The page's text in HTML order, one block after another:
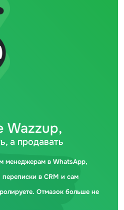
Wazzup,
а продавать
менеджерам в WhatsApp,
в CRM и сам
Отмазок больше не